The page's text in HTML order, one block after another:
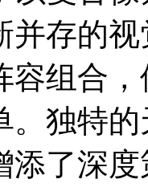
并存的
容组合
。独特
添了深